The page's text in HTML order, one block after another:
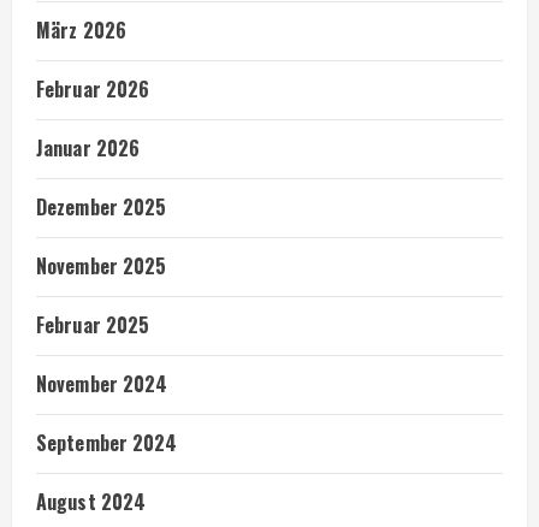
März 2026
Februar 2026
Januar 2026
Dezember 2025
November 2025
Februar 2025
November 2024
September 2024
August 2024